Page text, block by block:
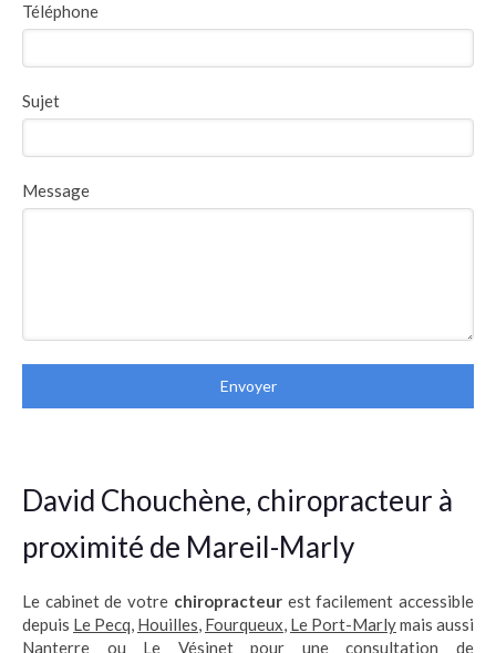
Téléphone
Sujet
Message
Envoyer
David Chouchène, chiropracteur à
proximité de Mareil-Marly
Le cabinet de votre chiropracteurest facilement accessible
depuis Le Pecq, Houilles, Fourqueux, Le Port-Marlymais aussi
Nanterre ou Le Vésinetpour une consultation de